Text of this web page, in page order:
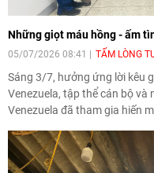
Những giọt máu hồng - ấm
05/07/2026 08:41 TẤM LÒNG
Sáng 3/7, hưởng ứng lời kêu
Venezuela, tập thể cán bộ
Venezuela đã tham gia hiến